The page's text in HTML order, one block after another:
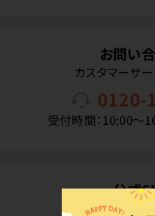
お問い
カスタマーサ
0120-
受付時間：10:00〜
公式